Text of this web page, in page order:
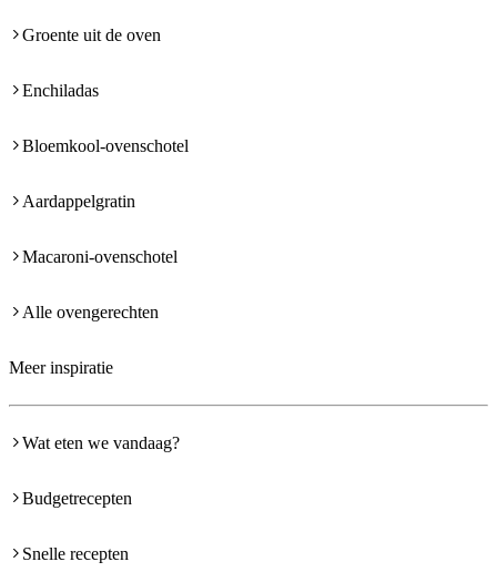
Groente uit de oven
Enchiladas
Bloemkool-ovenschotel
Aardappelgratin
Macaroni-ovenschotel
Alle ovengerechten
Meer inspiratie
Wat eten we vandaag?
Budgetrecepten
Snelle recepten